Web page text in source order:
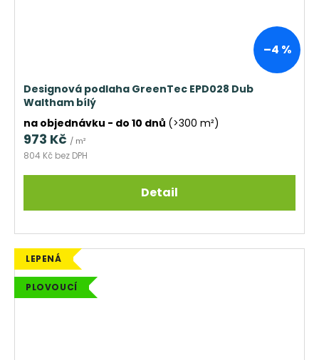
–4 %
Designová podlaha GreenTec EPD028 Dub
Waltham bílý
na objednávku - do 10 dnů (>300 m²)
804 Kč bez DPH
973 Kč / m²
Detail
LEPENÁ
PLOVOUCÍ